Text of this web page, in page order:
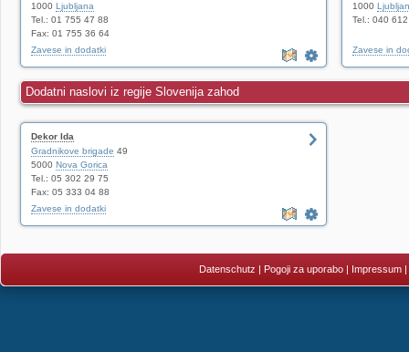
1000 Ljubljana
Tel.: 01 755 47 88
Fax: 01 755 36 64
Zavese in dodatki
1000
Tel.: 040
Zavese in
Dodatni naslovi iz regije Slovenija zahod
Dekor Ida
Gradnikove brigade 49
5000 Nova Gorica
Tel.: 05 302 29 75
Fax: 05 333 04 88
Zavese in dodatki
Datenschutz | Pogoji za uporabo| Impressum|